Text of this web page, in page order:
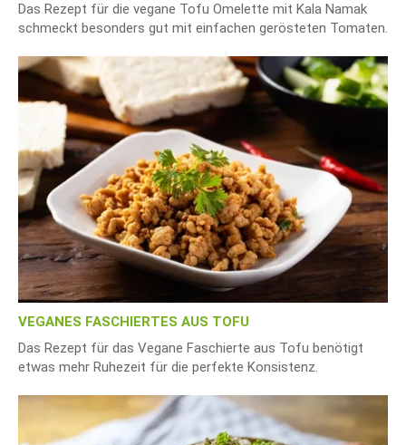
Das Rezept für die vegane Tofu Omelette mit Kala Namak
schmeckt besonders gut mit einfachen gerösteten Tomaten.
VEGANES FASCHIERTES AUS TOFU
Das Rezept für das Vegane Faschierte aus Tofu benötigt
etwas mehr Ruhezeit für die perfekte Konsistenz.